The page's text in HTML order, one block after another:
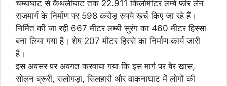
चम्बाघाट से कैथलीघाट तक 22.911 किलोमीटर लम्बे फोर लेन
राजमार्ग के निर्माण पर 598 करोड़ रुपये खर्च किए जा रहे हैं।
निर्मित की जा रही 667 मीटर लम्बी सुरंग का 460 मीटर हिस्सा
बना लिया गया है। शेष 207 मीटर हिस्से का निर्माण कार्य जारी
है।
इस अवसर पर अवगत करवाया गया कि इस मार्ग पर बेर खास,
सोलन ब्रूरी, सलोगड़ा, सिलहारी और वाकनाघाट में लोगों की